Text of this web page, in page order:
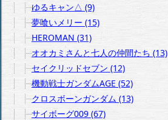
ゆるキャン△ (9)
夢喰いメリー (15)
HEROMAN (31)
オオカミさんと七人の仲間たち (13)
セイクリッドセブン (12)
機動戦士ガンダムAGE (52)
クロスボーンガンダム (13)
サイボーグ009 (67)